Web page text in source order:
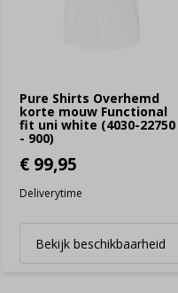
Pure Shirts Overhemd
korte mouw Functional
fit uni white (4030-22750
- 900)
€ 99,95
Deliverytime
Bekijk beschikbaarheid